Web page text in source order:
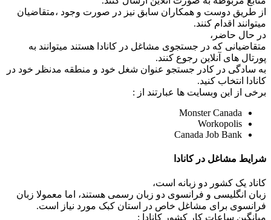
از طریق دوست و همکاران سابق نیز در صورت وجود ،متقاضیان
میتوانند اقدام کنند.
در حال حاضر،
متقاضیانی که در جستجوی مشاغل در کانادا هستند میتوانند به
پورتال های آنلاین رجوع کنند.
به سادگی در کادر جستجو عنوان شغل خود و منطقه مدنظر خود در
کانادا انتخاب کنید.
برخی از این وبسایت ها عبارتند از :
Monster Canada
Workopolis
Canada Job Bank
شرایط مشاغل در کانادا
کاناد یک کشور دو زبانه است،
زبان انگلیسی و فرانسوی دو زبان رسمی هستند، اما معمولا زبان
فرانسوی برای مشاغل خاص در استان کبک مورد نیاز است.
میانگین ساعات کار کشور کانادا :